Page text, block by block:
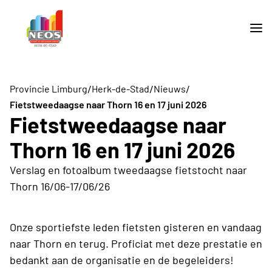
Provincie Limburg/Herk-de-Stad/Nieuws/
Fietstweedaagse naar Thorn 16 en 17 juni 2026
Fietstweedaagse naar
Thorn 16 en 17 juni 2026
Verslag en fotoalbum tweedaagse fietstocht naar
Thorn 16/06-17/06/26
Onze sportiefste leden fietsten gisteren en vandaag
naar Thorn en terug. Proficiat met deze prestatie en
bedankt aan de organisatie en de begeleiders!